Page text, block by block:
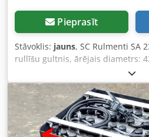
Pieprasīt
Stāvoklis: jauns, SC Rulmenti SA
rullīšu gultnis, ārējais diametrs:
diametrs: 280 mm, platums: 106
oriģinālajā iepakojumā, 100%
apjoms atbilstoši fotogrāfijām.
transportēšanas izmaksas
Ec Hpe Ah Hjf